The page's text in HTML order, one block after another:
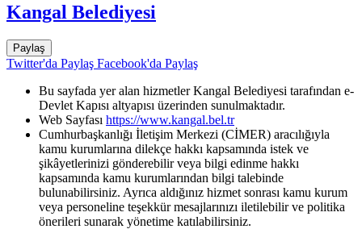
Kangal Belediyesi
Paylaş
Twitter'da Paylaş Facebook'da Paylaş
Bu sayfada yer alan hizmetler Kangal Belediyesi tarafından e-
Devlet Kapısı altyapısı üzerinden sunulmaktadır.
Web Sayfası https://www.kangal.bel.tr
Cumhurbaşkanlığı İletişim Merkezi (CİMER) aracılığıyla
kamu kurumlarına dilekçe hakkı kapsamında istek ve
şikâyetlerinizi gönderebilir veya bilgi edinme hakkı
kapsamında kamu kurumlarından bilgi talebinde
bulunabilirsiniz. Ayrıca aldığınız hizmet sonrası kamu kurum
veya personeline teşekkür mesajlarınızı iletilebilir ve politika
önerileri sunarak yönetime katılabilirsiniz.